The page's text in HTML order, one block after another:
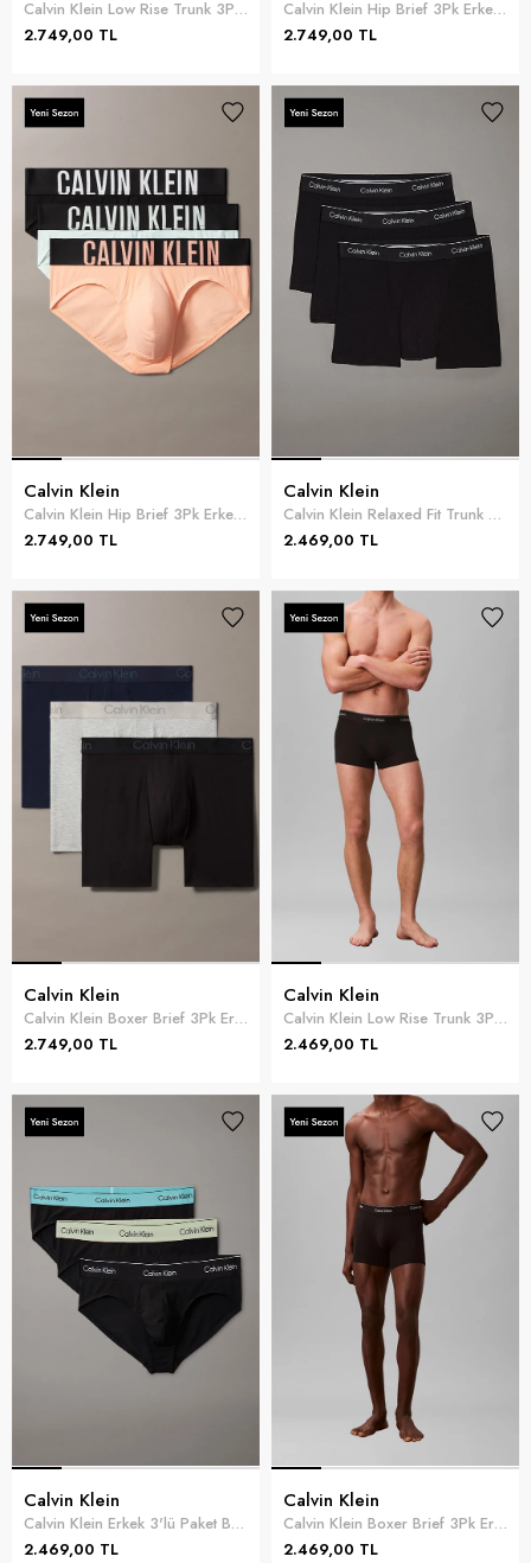
Calvin Klein Low Rise Trunk 3Pk Erkek 3lü Boxer Çok Renkli
2.749,00 TL
Calvin Klein Hip Brief 3Pk Erkek 3lü Boxer Siyah
2.749,00 TL
Calvin Klein
Calvin Klein Hip Brief 3Pk Erkek 3lü Boxer Siyah
2.749,00 TL
Calvin Klein
Calvin Klein Relaxed Fit Trunk 3PK Erkek 3lü Boxer Siyah
2.469,00 TL
Calvin Klein
Calvin Klein Boxer Brief 3Pk Erkek 3lü Boxer Mavi
2.749,00 TL
Calvin Klein
Calvin Klein Low Rise Trunk 3Pk Erkek 3lü Boxer Siyah
2.469,00 TL
Calvin Klein
Calvin Klein Erkek 3'lü Paket Boxer Siyah
2.469,00 TL
Calvin Klein
Calvin Klein Boxer Brief 3Pk Erkek 3lü Boxer Siyah
2.469,00 TL